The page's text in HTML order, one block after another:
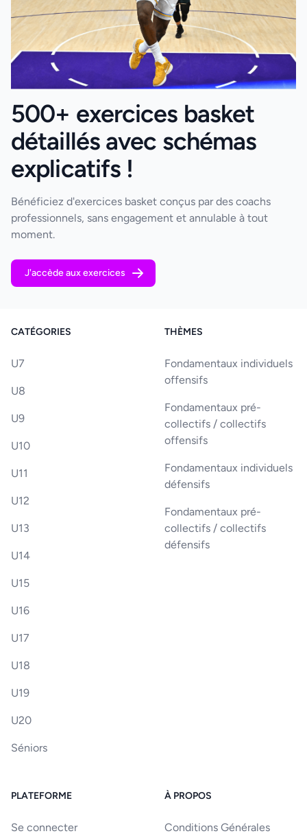
500+ exercices basket
détaillés avec schémas
explicatifs !
Bénéficiez d'exercices basket conçus par des coachs
professionnels, sans engagement et annulable à tout
moment.
J'accède aux exercices
CATÉGORIES
U7
U8
U9
U10
U11
U12
U13
U14
U15
U16
U17
U18
U19
U20
Séniors
THÈMES
Fondamentaux individuels
offensifs
Fondamentaux pré-
collectifs / collectifs
offensifs
Fondamentaux individuels
défensifs
Fondamentaux pré-
collectifs / collectifs
défensifs
PLATEFORME
Se connecter
À PROPOS
Conditions Générales